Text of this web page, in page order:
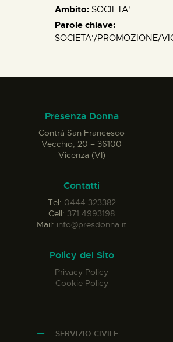
Ambito: SOCIETA'
Parole chiave:
SOCIETA'/PROMOZIONE/
Presenza Donna
Contrà San Francesco
Vecchio, 20 – 36100
Vicenza (VI)
Contatti
Tel: 0444 323382
Cell: 371 4993198
Mail: info@presdonna.it
Policy del Sito
Privacy Policy
Cookie Policy
SERVIZIO CIVILE